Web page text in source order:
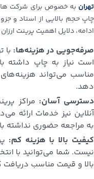
تهران به خصوص برای شرکت
چاپ حجم بالایی از اسناد و
ادامه، دلایل اهمیت پرینت
صرفه‌جویی در هزینه‌ها: با
است نیاز به چاپ داشته
مناسب می‌تواند
دهد.
دسترسی آسان: مراکز
آنلاین نیز خدمات ارائه
به مراجعه حضوری نداشته
کیفیت بالا با هزینه کم:
نیست. شما می‌توانید با
بالا و قیمت مناسب دریافت